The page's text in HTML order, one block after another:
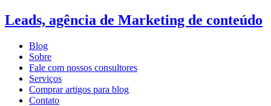
Leads, agência de Marketing de conteúdo
Blog
Sobre
Fale com nossos consultores
Serviços
Comprar artigos para blog
Contato